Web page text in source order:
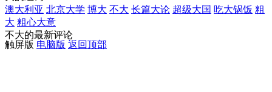
澳大利亚 北京大学 博大 不大 长篇大论 超级大国 吃大锅饭 粗
大 粗心大意
不大的最新评论
触屏版 电脑版 返回顶部